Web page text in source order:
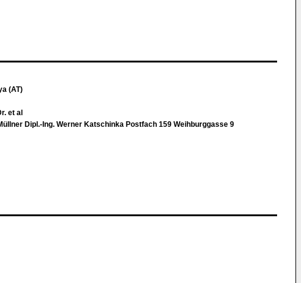
(AT)
et al
Dipl.-Ing. Werner Katschinka Postfach 159 Weihburggasse 9